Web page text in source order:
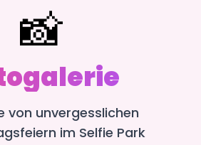
📸
von unvergesslichen
im Selfie Park